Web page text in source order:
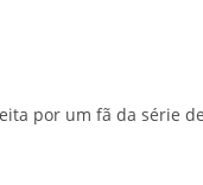
por um fã da série